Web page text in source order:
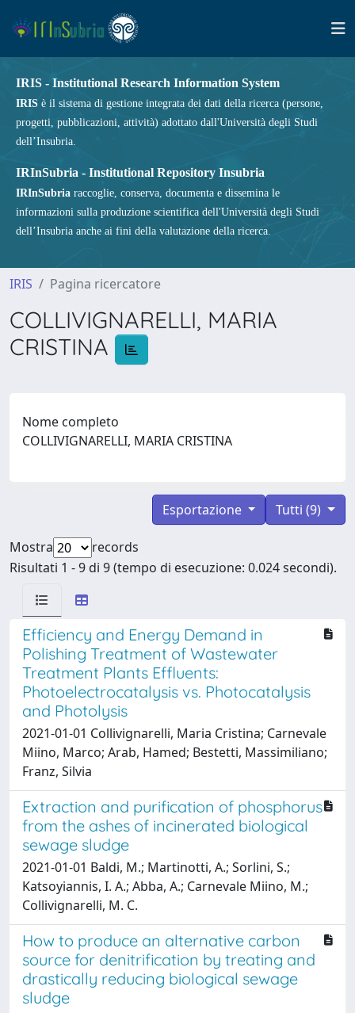
IRIS - Institutional Research Information System
IRIS è il sistema di gestione integrata dei dati della ricerca (persone,
progetti, pubblicazioni, attività) adottato dall'Università degli Studi
dell’Insubria.
IRInSubria - Institutional Repository Insubria
IRInSubria raccoglie, conserva, documenta e dissemina le
informazioni sulla produzione scientifica dell'Università degli Studi
dell’Insubria anche ai fini della valutazione della ricerca.
IRIS Pagina ricercatore
COLLIVIGNARELLI, MARIA
CRISTINA
Nome completo
COLLIVIGNARELLI, MARIA CRISTINA
Tutti (9)
Esportazione
Mostra
records
Risultati 1 - 9 di 9 (tempo di esecuzione: 0.024 secondi).
Efficiency and Energy Demand in
Polishing Treatment of Wastewater
Treatment Plants Effluents:
Photoelectrocatalysis vs. Photocatalysis
and Photolysis
2021-01-01 Collivignarelli, Maria Cristina; Carnevale
Miino, Marco; Arab, Hamed; Bestetti, Massimiliano;
Franz, Silvia
Extraction and purification of phosphorus
from the ashes of incinerated biological
sewage sludge
2021-01-01 Baldi, M.; Martinotti, A.; Sorlini, S.;
Katsoyiannis, I. A.; Abba, A.; Carnevale Miino, M.;
Collivignarelli, M. C.
How to produce an alternative carbon
source for denitrification by treating and
drastically reducing biological sewage
sludge